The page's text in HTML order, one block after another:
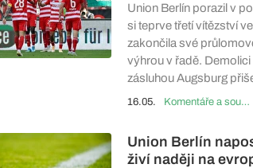
Union Berlín porazil v
si teprve třetí vítězství
zakončila své
výhrou v řadě.
zásluhou Augsburg
16.05. Komentáře a souhrny
Union Berlín
živí naději na